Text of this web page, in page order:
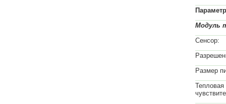
Модуль
Сенсор:
Размер
Тепловая